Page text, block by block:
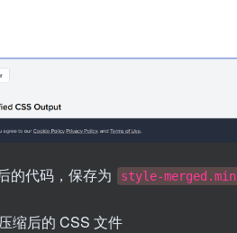
的代码，保存为 style-
缩后的 CSS 文件